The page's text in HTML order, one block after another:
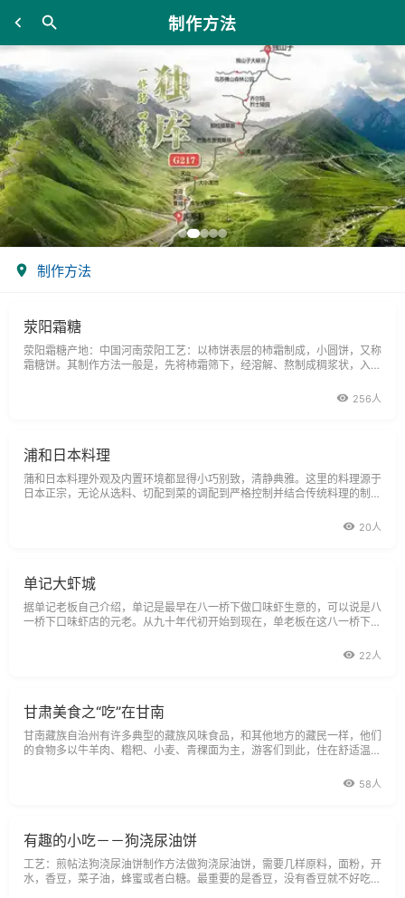
制作方法
制作方法
荥阳霜糖
荥阳霜糖产地：中国河南荥阳工艺：以柿饼表层的柿霜制成，小圆饼，又称
霜糖饼。其制作方法一般是，先将柿霜筛下，经溶解、熬制成稠浆状，入模
256人
浦和日本料理
蒲和日本料理外观及内置环境都显得小巧别致，清静典雅。这里的料理源于
日本正宗，无论从选料、切配到菜的调配到严格控制并结合传统料理的制作
味。蒲和日本料理开业以来，一直倍受欢迎，颇得食家青睐，在这里不单单
20人
单记大虾城
据单记老板自己介绍，单记是最早在八一桥下做口味虾生意的，可以说是八
一桥下口味虾店的元老。从九十年代初开始到现在，单老板在这八一桥下一
天平均要销出去上千斤虾子，这可以说是长沙餐饮界的一个奇闻。单记口味
22人
甘肃美食之“吃”在甘南
甘南藏族自治州有许多典型的藏族风味食品，和其他地方的藏民一样，他们
的食物多以牛羊肉、糌粑、小麦、青稞面为主，游客们到此，住在舒适温暖
58人
有趣的小吃－－狗浇尿油饼
工艺：煎帖法狗浇尿油饼制作方法做狗浇尿油饼，需要几样原料，面粉，开
水，香豆，菜子油，蜂蜜或者白糖。最重要的是香豆，没有香豆就不好吃